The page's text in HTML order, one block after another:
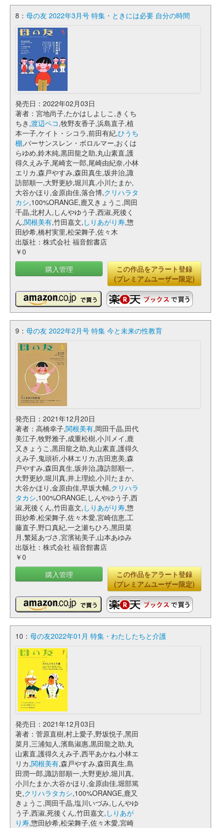
8： 母の友 2022年3月号 特集・ときには必要 自分の時間
発売日：2022年02月03日
著者：宮地尚子,たかはしよしこ,きくち
ちき,渡辺ペコ,牧野友香子,浜島直子,植
本一子,ケイト・シコラ,前田有紀,ひうち
棚,バーサンスレン・ボロルマー,おくは
らゆめ,鈴木純,黒田龍之助,丸山素直,護
得久えみ子,尾崎玄一郎,尾崎由紀奈,小林
エリカ,森戸やすみ,森田真生,坂井治,諏
訪部順一,大野更紗,堀川真,小川たまか,
大谷かほり,金原由佳,落合博,クリハラタ
カシ,100%ORANGE,鹿又きょうこ,岡田
千晶,北村人,しんやゆう子,西淑,死後く
ん,関根美有,竹田嘉文, しりあがり寿,惣
田紗希,橋村実里,松栄舞子,佐々木
出版社：株式会社 福音館書店
￥0
購入管理
この作品をアラート登録
(プレミアムユーザー限定)
9： 母の友 2022年2月号 特集 今と未来の性教育
発売日：2021年12月20日
著者：高橋幸子,関根美有,岡田千晶,田代
美江子,牧野雅子,成重松樹,小川メイ,鹿
又きょうこ,黒田龍之助,丸山素直,護得久
えみ子,鬼頭祈,小林エリカ,吉田恵美,森
戸やすみ,森田真生,坂井治,諏訪部順一,
大野更紗,堀川真,井上理絵,小川たまか,
大谷かほり,金原由佳,早坂大輔,クリハラ
タカシ,100%ORANGE,しんやゆう子,西
淑,死後くん,竹田嘉文, しりあがり寿,惣
田紗希,松栄舞子,佐々木愛,宮崎信恵,工
藤直子,野口真紀,一之瀬ちひろ,黑田菜
月,繁延あづさ,宮濱祐美子,山本あゆみ
出版社：株式会社 福音館書店
￥0
購入管理
この作品をアラート登録
(プレミアムユーザー限定)
10： 母の友2022年01月 特集・わたしたちと介護
発売日：2021年12月03日
著者：菅原直樹,村上愛子,野坂悦子,黑田
菜月,三浦知人,濱島淑惠,黒田龍之助,丸
山素直,護得久えみ子,西平あかね,小林エ
リカ,関根美有,森戸やすみ,森田真生,島
田潤一郎,諏訪部順一,大野更紗,堀川真,
小川たまか,大谷かほり,金原由佳,堀部篤
史,クリハラタカシ,100%ORANGE,鹿又
きょうこ,岡田千晶,塩川いづみ,しんやゆ
う子,西淑,死後くん,竹田嘉文, しりあが
り寿,惣田紗希,松栄舞子,佐々木愛,宮崎